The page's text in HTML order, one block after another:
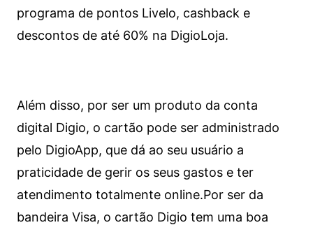
programa de pontos Livelo, cashback e
descontos de até 60% na DigioLoja.
Além disso, por ser um produto da conta
digital Digio, o cartão pode ser administrado
pelo DigioApp, que dá ao seu usuário a
praticidade de gerir os seus gastos e ter
atendimento totalmente online.Por ser da
bandeira Visa, o cartão Digio tem uma boa